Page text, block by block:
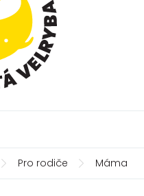
Pro rodiče Máma